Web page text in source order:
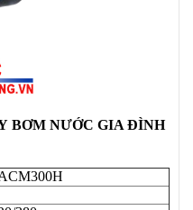
BƠM NƯỚC GIA ĐÌNH